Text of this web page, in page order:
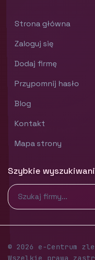
Strona główna
Zaloguj się
Dodaj firmę
Przypomnij hasło
Blog
Kontakt
Mapa strony
Szybkie
© 2026 e-Centrum
Wszelkie prawa